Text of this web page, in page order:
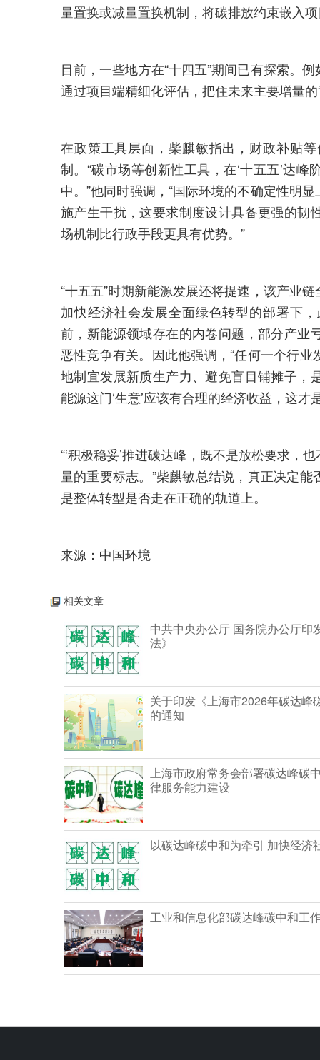
量置换或减量置换机制，将碳排放约束嵌入
目前，一些地方在“十四五”期间已有探索。
通过项目端精细化评估，把住未来主要增量的
在政策工具层面，柴麒敏指出，财政补贴
制。“碳市场等创新性工具，在‘十五五’达
中。”他同时强调，“国际环境的不确定性明
施产生干扰，这要求制度设计具备更强的韧
场机制比行政手段更具有优势。”
“十五五”时期新能源发展还将提速，该产业
加快经济社会发展全面绿色转型的部署下
前，新能源领域存在的内卷问题，部分产业
恶性竞争有关。因此他强调，“任何一个行
地制宜发展新质生产力、避免盲目铺摊子，
能源这门‘生意’应该有合理的经济收益，这才
“‘积极稳妥’推进碳达峰，既不是放松要求，
量的重要标志。”柴麒敏总结说，真正决定
是整体转型是否走在正确的轨道上。
来源：中国环境
相关文章
中共中央办公厅 国务院办公厅印
法》
关于印发《上海市2026年碳达峰
的通知
上海市政府常务会部署碳达峰碳
律服务能力建设
以碳达峰碳中和为牵引 加快经济
工业和信息化部碳达峰碳中和工